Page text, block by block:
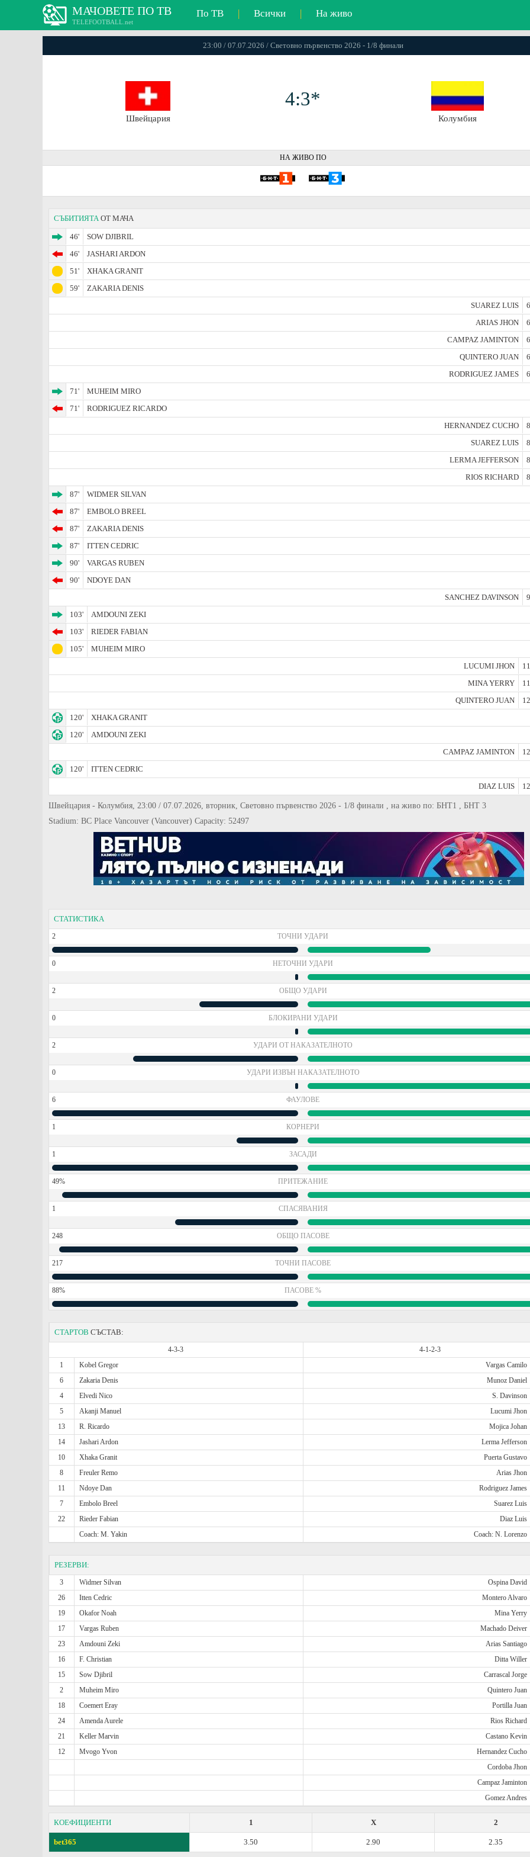
МАЧОВЕТЕ ПО ТВ
TELEFOOTBALL.net
По ТВ | Всички | На живо
23:00 / 07.07.2026 / Световно първенство 2026 - 1/8 финали
Швейцария
4:3*
Колумбия
НА ЖИВО ПО
СЪБИТИЯТАОТ МАЧА
46'
SOW DJIBRIL
46'
JASHARI ARDON
51'
XHAKA GRANIT
59'
ZAKARIA DENIS
SUAREZ LUIS
ARIAS JHON
CAMPAZ JAMINTON
QUINTERO JUAN
RODRIGUEZ JAMES
71'
MUHEIM MIRO
71'
RODRIGUEZ RICARDO
HERNANDEZ CUCHO
SUAREZ LUIS
LERMA JEFFERSON
RIOS RICHARD
87'
WIDMER SILVAN
87'
EMBOLO BREEL
87'
ZAKARIA DENIS
87'
ITTEN CEDRIC
90'
VARGAS RUBEN
90'
NDOYE DAN
SANCHEZ DAVINSON
103'
AMDOUNI ZEKI
103'
RIEDER FABIAN
105'
MUHEIM MIRO
LUCUMI JHON
MINA YERRY
QUINTERO JUAN
120'
XHAKA GRANIT
120'
AMDOUNI ZEKI
CAMPAZ JAMINTON
120'
ITTEN CEDRIC
DIAZ LUIS
Швейцария - Колумбия, 23:00 / 07.07.2026, вторник, Световно първенство 2026 - 1/8 финали , на живо по: БНТ1 , БНТ 3
Stadium: BC Place Vancouver (Vancouver) Capacity: 52497
СТАТИСТИКА
2 ТОЧНИ УДАРИ
0 НЕТОЧНИ УДАРИ
2 ОБЩО УДАРИ
0 БЛОКИРАНИ УДАРИ
2 УДАРИ ОТ НАКАЗАТЕЛНОТО
0 УДАРИ ИЗВЪН НАКАЗАТЕЛНОТО
6 ФАУЛОВЕ
1 КОРНЕРИ
1 ЗАСАДИ
49% ПРИТЕЖАНИЕ
1 СПАСЯВАНИЯ
248 ОБЩО ПАСОВЕ
217 ТОЧНИ ПАСОВЕ
88% ПАСОВЕ %
СТАРТОВ СЪСТАВ:
4-3-3
4-1-2-3
1
Kobel Gregor Vargas Camilo
6
Zakaria Denis Munoz Daniel
4
Elvedi Nico S. Davinson
5
Akanji Manuel Lucumi Jhon
13
R. Ricardo Mojica Johan
14
Jashari Ardon Lerma Jefferson
10
Xhaka Granit Puerta Gustavo
8
Freuler Remo Arias Jhon
11
Ndoye Dan Rodriguez James
7
Embolo Breel Suarez Luis
22
Rieder Fabian Diaz Luis
Coach: M. Yakin
Coach: N. Lorenzo
РЕЗЕРВИ:
3 Widmer Silvan Ospina David
26
Itten Cedric Montero Alvaro
19
Okafor Noah Mina Yerry
17
Vargas Ruben Machado Deiver
23
Amdouni Zeki Arias Santiago
16
F. Christian Ditta Willer
15
Sow Djibril Carrascal Jorge
2
Muheim Miro Quintero Juan
18
Coemert Eray Portilla Juan
24
Amenda Aurele Rios Richard
21
Keller Marvin Castano Kevin
12
Mvogo Yvon Hernandez Cucho
Cordoba Jhon
Campaz Jaminton
Gomez Andres
КОЕФИЦИЕНТИ 2
X
1
bet365 2.35
2.90
3.50